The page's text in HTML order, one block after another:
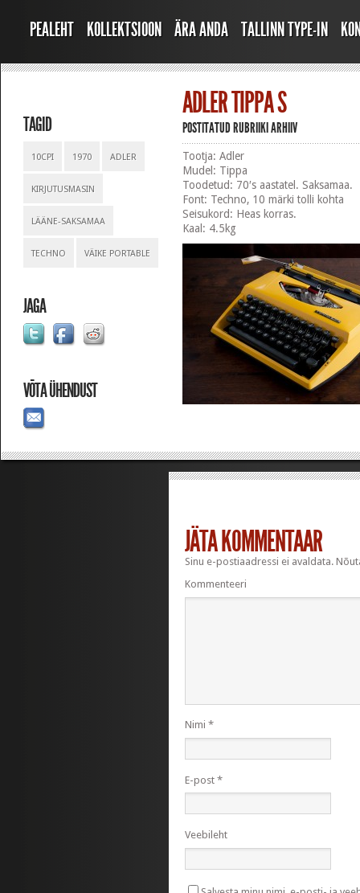
PEALEHT KOLLEKTSIOON ÄRA ANDA TALLINN TYPE-IN
TAGID
10CPI 1970 ADLER
KIRJUTUSMASIN
LÄÄNE-SAKSAMAA
TECHNO VÄIKE PORTABLE
JAGA
VÕTA ÜHENDUST
ADLER TIPPA S
POSTITATUD RUBRIIKIARHIIV
Tootja: Adler
Mudel: Tippa
Toodetud: 70′s aastatel. Saksamaa.
Font: Techno, 10 märki tolli kohta
Seisukord: Heas korras.
Kaal: 4.5kg
JÄTA KOMMENTAAR
Sinu e-postiaadressi ei avaldata.
Kommenteeri
Nimi *
E-post *
Veebileht